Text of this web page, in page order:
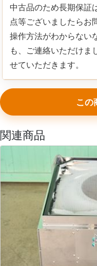
中古品のため長期保証
点等ございましたらお
操作方法がわからない
も、ご連絡いただけま
せていただきます。
この
関連商品